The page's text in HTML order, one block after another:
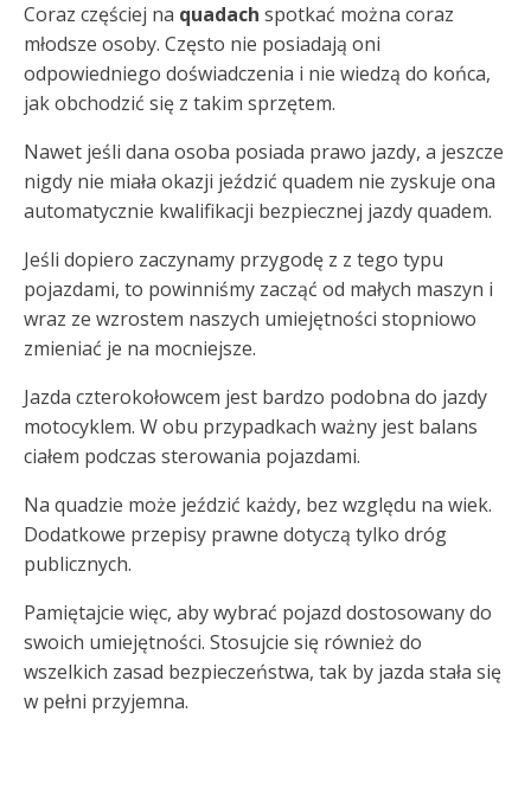
Coraz częściej na quadach spotkać można coraz
młodsze osoby. Często nie posiadają oni
odpowiedniego doświadczenia i nie wiedzą do końca,
jak obchodzić się z takim sprzętem.
Nawet jeśli dana osoba posiada prawo jazdy, a jeszcze
nigdy nie miała okazji jeździć quadem nie zyskuje ona
automatycznie kwalifikacji bezpiecznej jazdy quadem.
Jeśli dopiero zaczynamy przygodę z z tego typu
pojazdami, to powinniśmy zacząć od małych maszyn i
wraz ze wzrostem naszych umiejętności stopniowo
zmieniać je na mocniejsze.
Jazda czterokołowcem jest bardzo podobna do jazdy
motocyklem. W obu przypadkach ważny jest balans
ciałem podczas sterowania pojazdami.
Na quadzie może jeździć każdy, bez względu na wiek.
Dodatkowe przepisy prawne dotyczą tylko dróg
publicznych.
Pamiętajcie więc, aby wybrać pojazd dostosowany do
swoich umiejętności. Stosujcie się również do
wszelkich zasad bezpieczeństwa, tak by jazda stała się
w pełni przyjemna.